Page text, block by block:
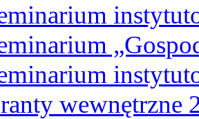
wewnętrzne